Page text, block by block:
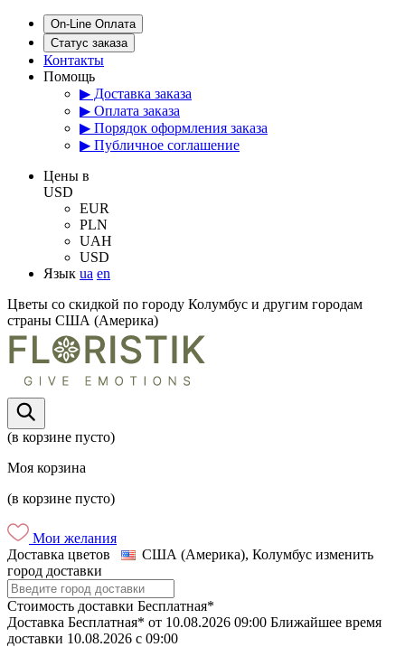
On-Line Оплата
Статус заказа
Контакты
Помощь
▶ Доставка заказа
▶ Оплата заказа
▶ Порядок оформления заказа
▶ Публичное соглашение
Цены в
USD
EUR
PLN
UAH
USD
Язык ua en
Цветы со скидкой по городу Колумбус и другим городам
страны США (Америка)
(в корзине пусто)
Моя корзина
(в корзине пусто)
Мои желания
Доставка цветов
США (Америка), Колумбус изменить
город доставки
Стоимость доставки Бесплатная*
Доставка Бесплатная* от 10.08.2026 09:00 Ближайшее время
доставки 10.08.2026 c 09:00